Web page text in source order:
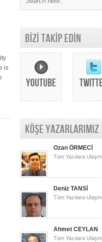
is
BİZİ TAKİP EDİN
YOUTUBE
KÖŞE YAZARLARIMIZ
Ozan ÖRMECİ
Tüm Yazılara
Deniz TANSİ
Tüm Yazılara
Ahmet CEYLAN
Tüm Yazılara